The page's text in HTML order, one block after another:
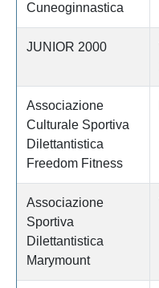
Cuneoginnastica
JUNIOR 2000
Associazione
Culturale Sportiva
Dilettantistica
Freedom Fitness
Associazione
Sportiva
Dilettantistica
Marymount